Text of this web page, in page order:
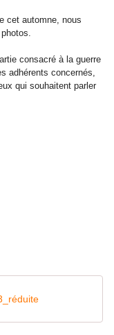
cet automne, nous
consacré à la guerre
adhérents concernés,
qui souhaitent parler